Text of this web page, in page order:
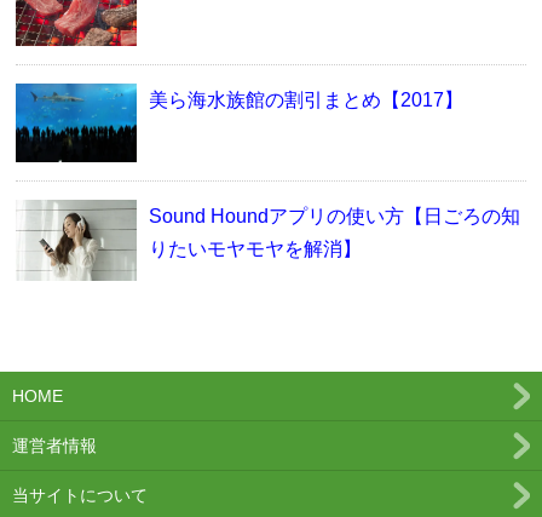
美ら海水族館の割引まとめ【2017】
Sound Houndアプリの使い方【日ごろの知
りたいモヤモヤを解消】
HOME
運営者情報
当サイトについて